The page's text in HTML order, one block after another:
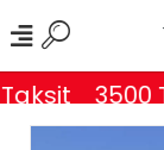
3500